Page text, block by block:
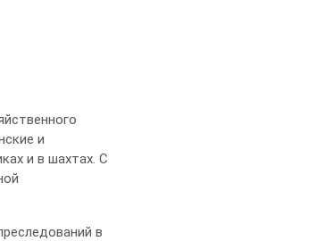
и
и в шахтах. С
в